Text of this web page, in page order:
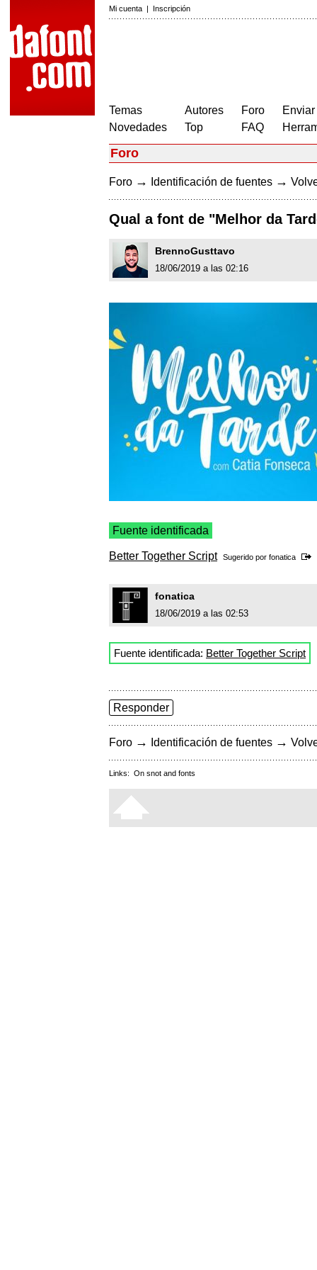
Mi cuenta | Inscripción
Temas
Novedades
Autores
Top
Foro
FAQ
Foro
Foro → Identificación de fuentes →
Qual a font de "Melhor da
BrennoGusttavo
18/06/2019 a las 02:16
Fuente identificada
Better Together Script Sugerido por fonatica
fonatica
18/06/2019 a las 02:53
Fuente identificada: Better Together Script
Responder
Foro → Identificación de fuentes →
Links: On snot and fonts